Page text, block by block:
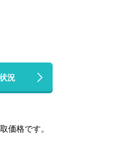
況
価格です。